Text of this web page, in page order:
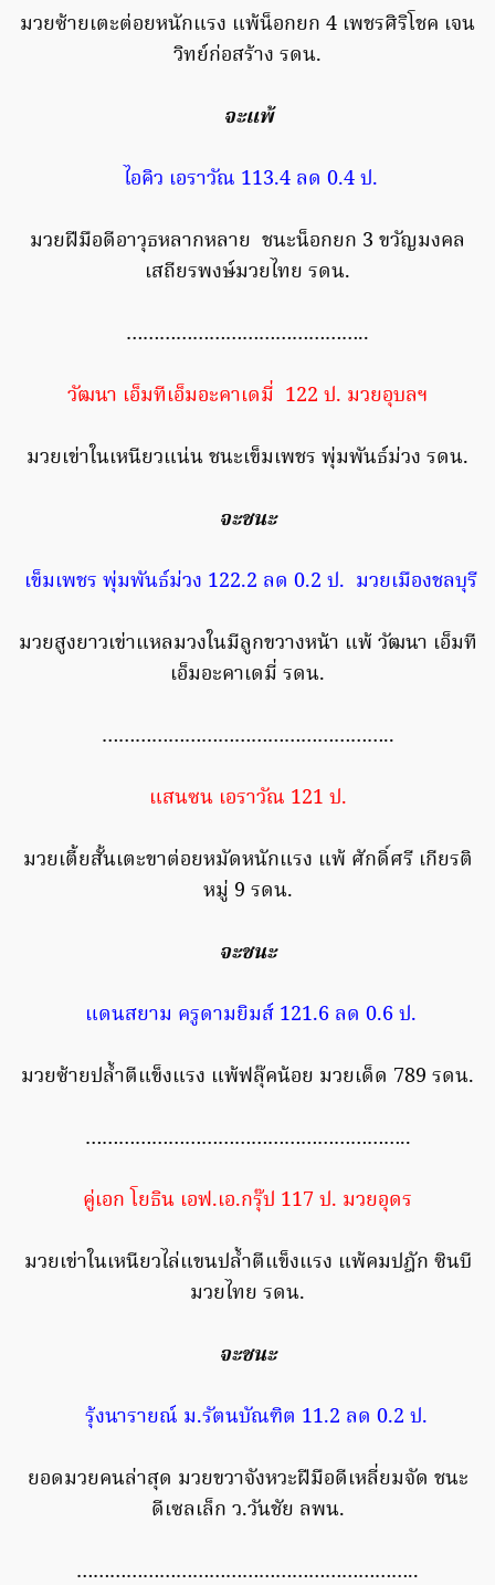
มวยซ้ายเตะต่อยหนักแรง แพ้น็อกยก 4 เพชรศิริโชค เจน
วิทย์ก่อสร้าง รดน.
จะแพ้
ไอคิว เอราวัณ 113.4 ลด 0.4 ป.
มวยฝีมือดีอาวุธหลากหลาย ชนะน็อกยก 3 ขวัญมงคล
เสถียรพงษ์มวยไทย รดน.
……………………………………..
วัฒนา เอ็มทีเอ็มอะคาเดมี่ 122 ป. มวยอุบลฯ
มวยเข่าในเหนียวแน่น ชนะเข็มเพชร พุ่มพันธ์ม่วง รดน.
จะชนะ
เข็มเพชร พุ่มพันธ์ม่วง 122.2 ลด 0.2 ป. มวยเมืองชลบุรี
มวยสูงยาวเข่าแหลมวงในมีลูกขวางหน้า แพ้ วัฒนา เอ็มที
เอ็มอะคาเดมี่ รดน.
……………………………………………..
แสนซน เอราวัณ 121 ป.
มวยเตี้ยสั้นเตะขาต่อยหมัดหนักแรง แพ้ ศักดิ์ศรี เกียรติ
หมู่ 9 รดน.
จะชนะ
แดนสยาม ครูดามยิมส์ 121.6 ลด 0.6 ป.
มวยซ้ายปล้ำตีแข็งแรง แพ้ฟลุ๊คน้อย มวยเด็ด 789 รดน.
…………………………………………………..
คู่เอก โยธิน เอฟ.เอ.กรุ๊ป 117 ป. มวยอุดร
มวยเข่าในเหนียวไล่แขนปล้ำตีแข็งแรง แพ้คมปฎัก ซินบี
มวยไทย รดน.
จะชนะ
รุ้งนารายณ์ ม.รัตนบัณฑิต 11.2 ลด 0.2 ป.
ยอดมวยคนล่าสุด มวยขวาจังหวะฝีมือดีเหลี่ยมจัด ชนะ
ดีเซลเล็ก ว.วันชัย ลพน.
……………………………………………………..